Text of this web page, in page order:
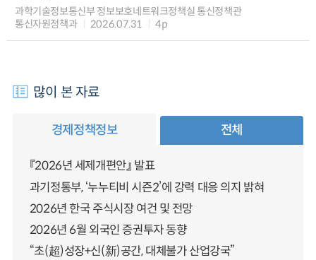
과학기술정보통신부 정보보호네트워크정책실 통신정책관
통신자원정책과
2026.07.31 4p
많이 본 자료
경제정책정보 전체
『2026년 세제개편안』 발표
과기정통부, ‘누누티비 시즌2’에 강력 대응 의지 밝혀
2026년 한국 주식시장 여건 및 전망
2026년 6월 외국인 증권투자 동향
“초(超)성장+신(新)공간, 대체불가 산업강국”